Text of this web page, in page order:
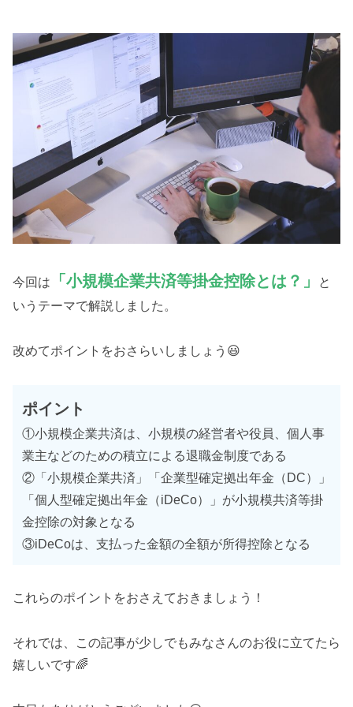
今回は 「小規模企業共済等掛金控除とは？」
と
いうテーマで解説しました。
改めてポイントをおさらいしましょう😃
ポイント
①小規模企業共済は、小規模の経営者や役員、個人事
業主などのための積立による退職金制度である
②「小規模企業共済」「企業型確定拠出年金（DC）」
「個人型確定拠出年金（iDeCo）」が小規模共済等掛
金控除の対象となる
③iDeCoは、支払った金額の全額が所得控除となる
これらのポイントをおさえておきましょう！
それでは、この記事が少しでもみなさんのお役に立てたら
嬉しいです🌈